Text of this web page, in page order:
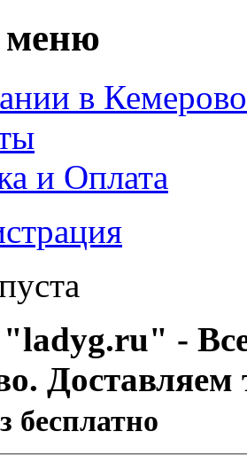
меню
в Кемерово
и Оплата
-
бесплатно